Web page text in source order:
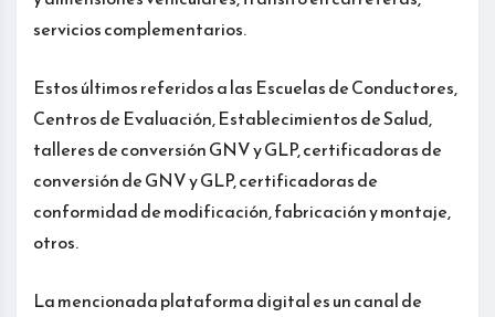
servicios complementarios.
Estos últimos referidos a las Escuelas de Conductores,
Centros de Evaluación, Establecimientos de Salud,
talleres de conversión GNV y GLP, certificadoras de
conversión de GNV y GLP, certificadoras de
conformidad de modificación, fabricación y montaje,
otros.
La mencionada plataforma digital es un canal de